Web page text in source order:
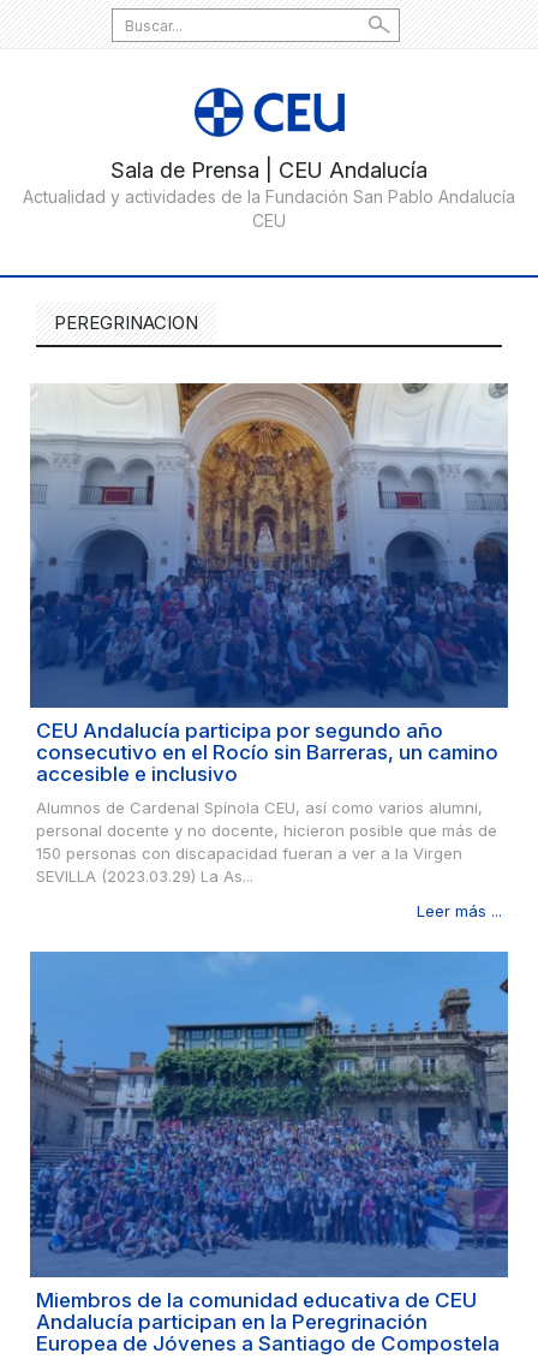
Search
for:
PEREGRINACION
CEU Andalucía participa por segundo año
consecutivo en el Rocío sin Barreras, un camino
accesible e inclusivo
Alumnos de Cardenal Spínola CEU, así como varios alumni,
personal docente y no docente, hicieron posible que más de
150 personas con discapacidad fueran a ver a la Virgen
SEVILLA (2023.03.29) La As...
Leer más ...
Miembros de la comunidad educativa de CEU
Andalucía participan en la Peregrinación
Europea de Jóvenes a Santiago de Compostela